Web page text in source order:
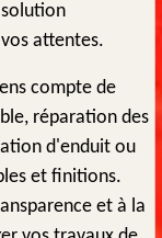
attentes.
compte de
réparation des
d'enduit ou
et finitions.
et à la